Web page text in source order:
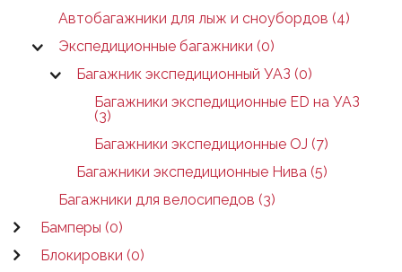
Автобагажники для лыж и сноубордов (4)
Экспедиционные багажники (0)
Багажник экспедиционный УАЗ (0)
Багажники экспедиционные ED на УАЗ
(3)
Багажники экспедиционные OJ (7)
Багажники экспедиционные Нива (5)
Багажники для велосипедов (3)
Бамперы (0)
Блокировки (0)